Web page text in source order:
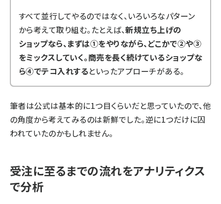
すべて並行してやるのではなく、いろいろなパターン
から考えて取り組む。たとえば、新規立ち上げの
ショップなら、まずは①をやりながら、どこかで②や③
をミックスしていく。商売を長く続けているショップな
ら④でテコ入れするといったアプローチがある。
筆者は公式は基本的に1つ目くらいだと思っていたので、他
の角度から考えてみるのは新鮮でした。逆に1つだけに囚
われていたのかもしれません。
受注に至るまでの流れをアナリティクス
で分析